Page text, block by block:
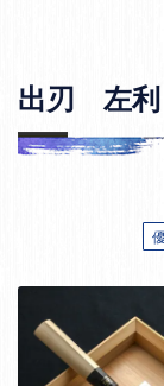
出刃 左利